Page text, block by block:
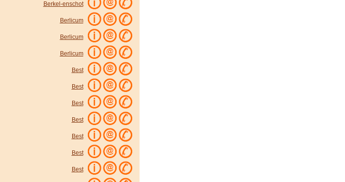
Berkel-enschot
Berlicum
Berlicum
Berlicum
Best
Best
Best
Best
Best
Best
Best